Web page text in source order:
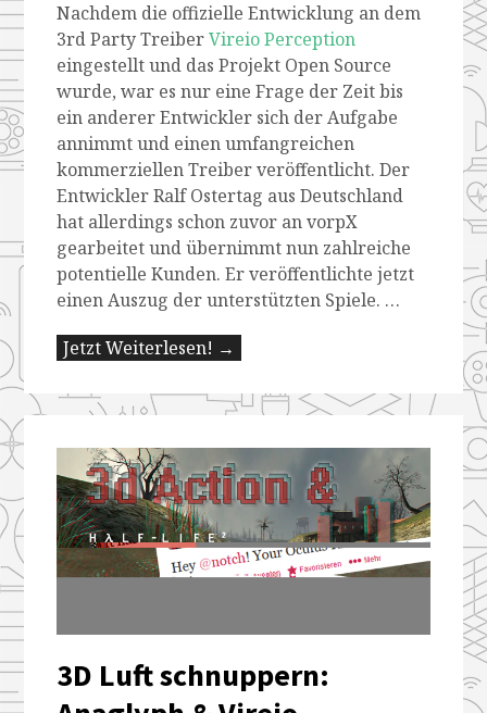
Nachdem die offizielle Entwicklung an dem
3rd Party TreiberVireio Perception
eingestellt und das Projekt Open Source
wurde, war es nur eine Frage der Zeit bis
ein anderer Entwickler sich der Aufgabe
annimmt und einen umfangreichen
kommerziellen Treiber veröffentlicht. Der
Entwickler Ralf Ostertag aus Deutschland
hat allerdings schon zuvor an vorpX
gearbeitet und übernimmt nun zahlreiche
potentielle Kunden. Er veröffentlichte jetzt
einen Auszug der unterstützten Spiele. …
Jetzt Weiterlesen! →
3D Luft schnuppern: